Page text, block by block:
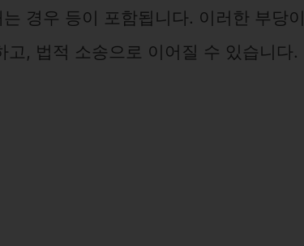
경우 등이 포함됩니다. 이러한 부당이
, 법적 소송으로 이어질 수 있습니다.